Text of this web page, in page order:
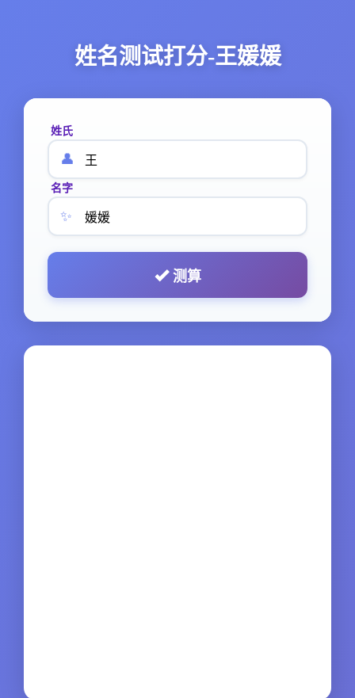
姓名测试打分-王媛媛
姓氏
👤
名字
✨
测算